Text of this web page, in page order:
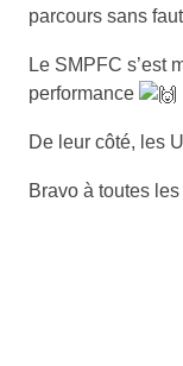
parcours sans
Le SMPFC s’est
performance
De leur côté, les
Bravo à toutes